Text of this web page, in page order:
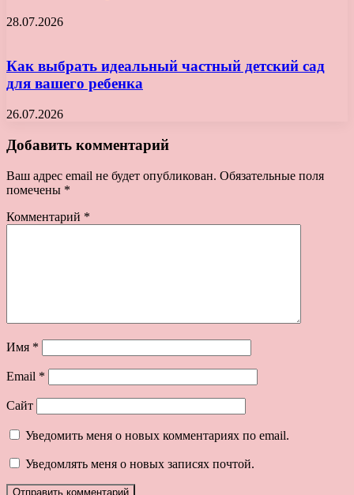
28.07.2026
Как выбрать идеальный частный детский сад
для вашего ребенка
26.07.2026
Добавить комментарий
Ваш адрес email не будет опубликован. Обязательные поля
помечены *
Комментарий *
Имя *
Email *
Сайт
Уведомить меня о новых комментариях по email.
Уведомлять меня о новых записях почтой.